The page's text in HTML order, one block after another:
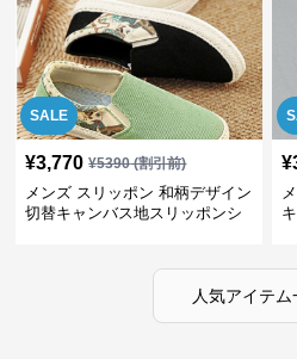
SALE
¥3,770 ¥5390(割引前)
メンズ スリッポン 和柄デザイン
切替キャンバス地スリッポンシ
¥
人気アイテ